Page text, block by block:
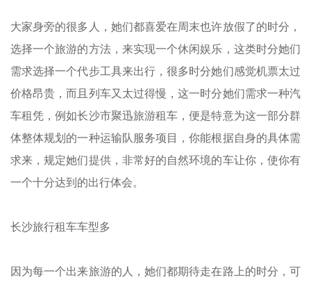
大家身旁的很多人，她们都喜爱在周末也许放假了的时分，
选择一个旅游的方法，来实现一个休闲娱乐，这类时分她们
需求选择一个代步工具来出行，很多时分她们感觉机票太过
价格昂贵，而且列车又太过得慢，这一时分她们需求一种汽
车租凭，例如长沙市聚迅旅游租车，便是特意为这一部分群
体整体规划的一种运输队服务项目，你能根据自身的具体需
求来，规定她们提供，非常好的自然环境的车让你，使你有
一个十分达到的出行体会。
长沙旅行租车车型多
因为每一个出来旅游的人，她们都期待走在路上的时分，可